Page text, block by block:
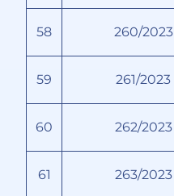
58 260/2023
59 261/2023
60 262/2023
61 263/2023